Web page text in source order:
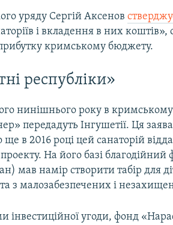
уряду Сергій Аксенов
і вкладення в них
кримському бюджету.
республіки»
нинішнього року в
передадуть Інгушетії. Ця
в 2016 році цей санаторій
проекту. На його базі
мав намір створити табір
з малозабезпечених і
інвестиційної угоди, фонд